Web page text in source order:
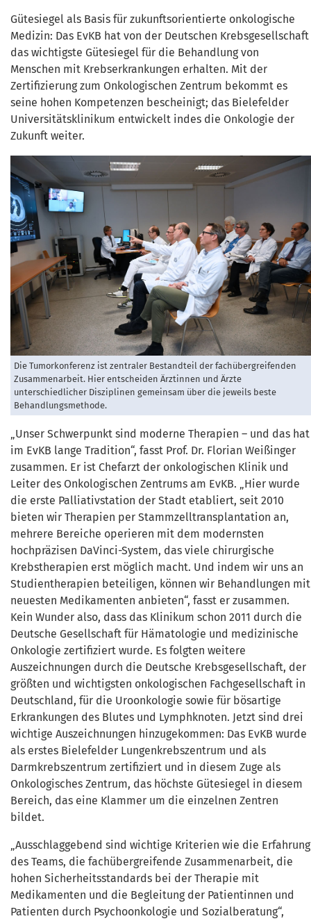
Gütesiegel als Basis für zukunftsorientierte onkologische
Medizin: Das EvKB hat von der Deutschen Krebsgesellschaft
das wichtigste Gütesiegel für die Behandlung von
Menschen mit Krebserkrankungen erhalten. Mit der
Zertifizierung zum Onkologischen Zentrum bekommt es
seine hohen Kompetenzen bescheinigt; das Bielefelder
Universitätsklinikum entwickelt indes die Onkologie der
Zukunft weiter.
Die Tumorkonferenz ist zentraler Bestandteil der fachübergreifenden
Zusammenarbeit. Hier entscheiden Ärztinnen und Ärzte
unterschiedlicher Disziplinen gemeinsam über die jeweils beste
Behandlungsmethode.
„Unser Schwerpunkt sind moderne Therapien – und das hat
im EvKB lange Tradition“, fasst Prof. Dr. Florian Weißinger
zusammen. Er ist Chefarzt der onkologischen Klinik und
Leiter des Onkologischen Zentrums am EvKB. „Hier wurde
die erste Palliativstation der Stadt etabliert, seit 2010
bieten wir Therapien per Stammzelltransplantation an,
mehrere Bereiche operieren mit dem modernsten
hochpräzisen DaVinci-System, das viele chirurgische
Krebstherapien erst möglich macht. Und indem wir uns an
Studientherapien beteiligen, können wir Behandlungen mit
neuesten Medikamenten anbieten“, fasst er zusammen.
Kein Wunder also, dass das Klinikum schon 2011 durch die
Deutsche Gesellschaft für Hämatologie und medizinische
Onkologie zertifiziert wurde. Es folgten weitere
Auszeichnungen durch die Deutsche Krebsgesellschaft, der
größten und wichtigsten onkologischen Fachgesellschaft in
Deutschland, für die Uroonkologie sowie für bösartige
Erkrankungen des Blutes und Lymphknoten. Jetzt sind drei
wichtige Auszeichnungen hinzugekommen: Das EvKB wurde
als erstes Bielefelder Lungenkrebszentrum und als
Darmkrebszentrum zertifiziert und in diesem Zuge als
Onkologisches Zentrum, das höchste Gütesiegel in diesem
Bereich, das eine Klammer um die einzelnen Zentren
bildet.
„Ausschlaggebend sind wichtige Kriterien wie die Erfahrung
des Teams, die fachübergreifende Zusammenarbeit, die
hohen Sicherheitsstandards bei der Therapie mit
Medikamenten und die Begleitung der Patientinnen und
Patienten durch Psychoonkologie und Sozialberatung“,